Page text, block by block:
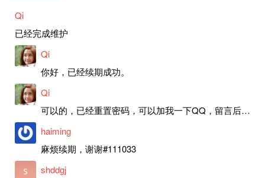
Qi
已经完成维护
Qi
你好，已经续期成功。
Qi
可以的，已经重置密码，可以加我一下QQ，留言后我就发密码给你。
haiming
麻烦续期，谢谢#111033
shddgj